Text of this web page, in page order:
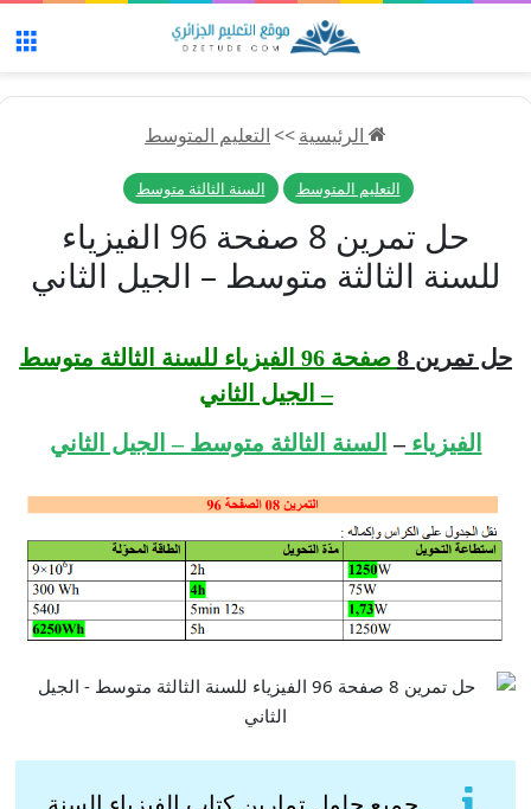
الرئيسية>>التعليم المتوسط
التعليم المتوسط السنة الثالثة متوسط
حل تمرين 8 صفحة 96 الفيزياء
للسنة الثالثة متوسط – الجيل الثاني
حل تمرين 8
صفحة 96 الفيزياء للسنة الثالثة متوسط
– الجيل الثاني
الفيزياء– السنة الثالثة متوسط – الجيل الثاني